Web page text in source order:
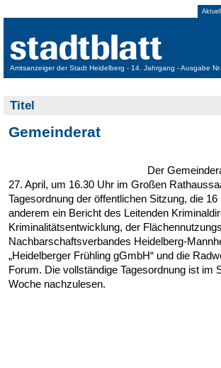
Amtsanzeiger der Stadt Heidelberg - 14. Jahrgang - Ausgabe
Titel
Gemeinderat
Der
27. April, um 16.30 Uhr im Großen
Tagesordnung der öffentlichen Sitzung, die
anderem ein Bericht des Leitenden
Kriminalitätsentwicklung, der
Nachbarschaftsverbandes Heidelberg-
„Heidelberger Frühling gGmbH“ und die
Forum. Die vollständige Tagesordnung ist im
Woche nachzulesen.